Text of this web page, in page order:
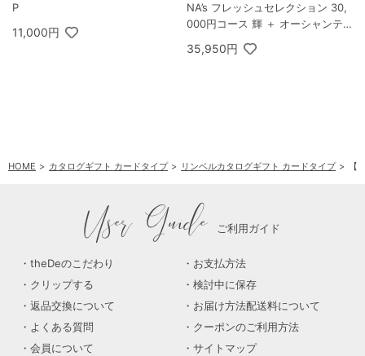
P
11,000円
NA’s フレッシュセレクション 30,
000円コース 輝 ＋ オーシャンテ
ール Speciality Coffee＆バームセ
ット A
35,950円
HOME カタログギフト カードタイプ リンベルカタログギフト カードタイプ 【
User Guide ご利用ガイド
theDeのこだわり
お支払方法
クリップする
検討中に保存
返品交換について
お届け方法配送料について
よくある質問
クーポンのご利用方法
会員について
サイトマップ